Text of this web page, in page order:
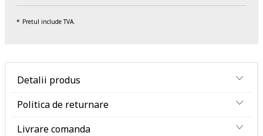
Pretul include TVA.
Detalii produs
Politica de returnare
Livrare comanda